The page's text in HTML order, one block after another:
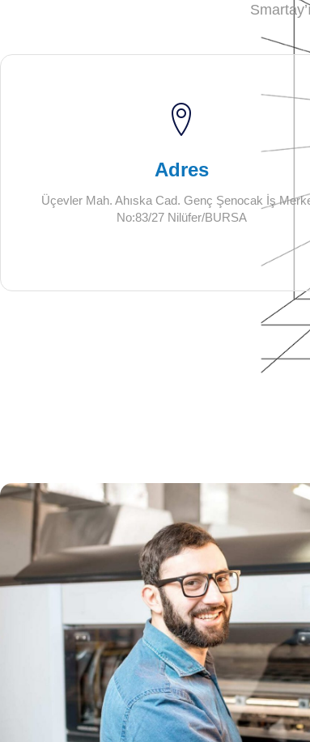
Adres
Üçevler Mah. Ahıska Cad. Genç Şenocak İş
No:83/27 Nilüfer/BURSA